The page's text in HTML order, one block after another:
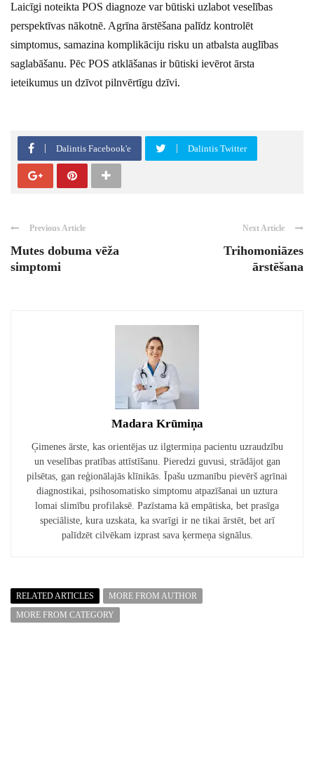
Laicīgi noteikta POS diagnoze var būtiski uzlabot veselības
perspektīvas nākotnē. Agrīna ārstēšana palīdz kontrolēt
simptomus, samazina komplikāciju risku un atbalsta auglības
saglabāšanu. Pēc POS atklāšanas ir būtiski ievērot ārsta
ieteikumus un dzīvot pilnvērtīgu dzīvi.
Dalintis Facebook'e Dalintis Twitter
Previous Article
Mutes dobuma vēža
simptomi
Next Article
Trihomoniāzes
ārstēšana
Madara Krūmiņa
Ģimenes ārste, kas orientējas uz ilgtermiņa pacientu uzraudzību
un veselības pratības attīstīšanu. Pieredzi guvusi, strādājot gan
pilsētas, gan reģionālajās klīnikās. Īpašu uzmanību pievērš agrīnai
diagnostikai, psihosomatisko simptomu atpazīšanai un uztura
lomai slimību profilaksē. Pazīstama kā empātiska, bet prasīga
speciāliste, kura uzskata, ka svarīgi ir ne tikai ārstēt, bet arī
palīdzēt cilvēkam izprast sava ķermeņa signālus.
RELATED ARTICLES
MORE FROM AUTHOR
MORE FROM CATEGORY